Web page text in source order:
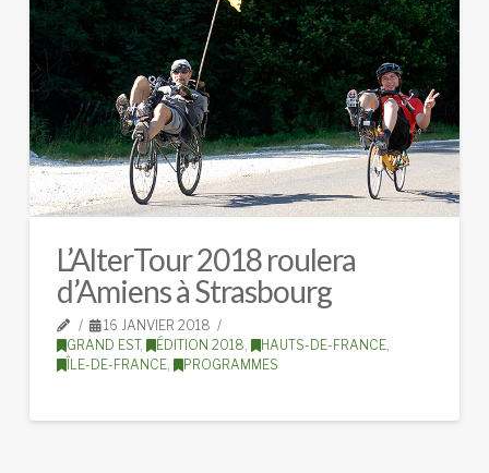
L’AlterTour 2018 roulera
d’Amiens à Strasbourg
16 JANVIER 2018
GRAND EST, ÉDITION 2018 HAUTS-DE-FRANCE,
ÎLE-DE-FRANCE, PROGRAMMES